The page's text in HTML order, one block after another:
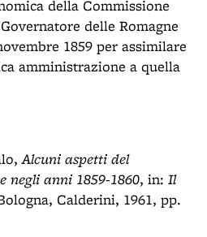
della Commissione
delle Romagne
1859 per assimilare
amministrazione a quella
Alcuni aspetti del
negli anni 1859-1860, in: Il
Calderini, 1961, pp.